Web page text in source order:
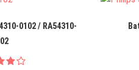
0102 / RA54310-